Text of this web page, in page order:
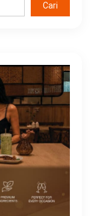
Cari